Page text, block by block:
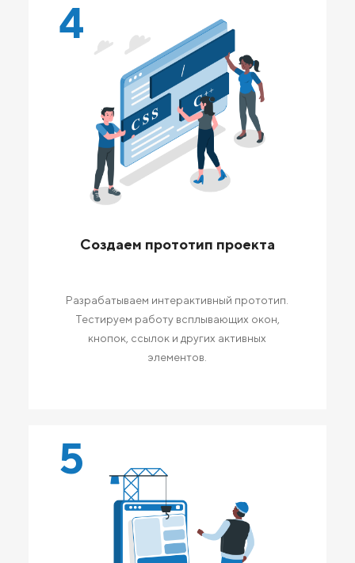
4
Создаем прототип проекта
Разрабатываем интерактивный прототип.
Тестируем работу всплывающих окон,
кнопок, ссылок и других активных
элементов.
5